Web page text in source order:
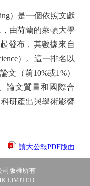
）是一個依照文獻
由荷蘭的萊頓大學
發布，其數據來自
）。這一排名以
文（前10%或1%）
論文質量和國際合
研產出與學術影響
讀大公報PDF版面
司版權所有
LIMITED.